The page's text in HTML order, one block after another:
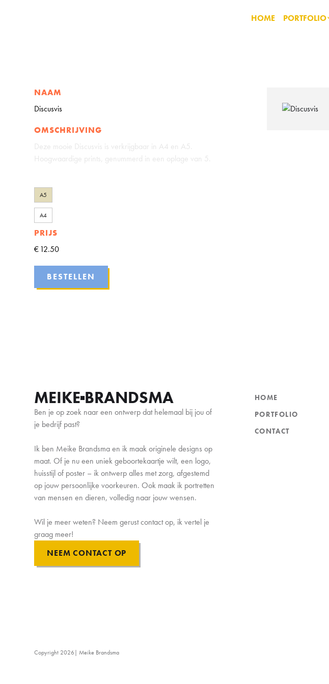
HOME PORTFOLIO
NAAM
Discusvis
OMSCHRIJVING
Deze mooie Discusvis is verkrijgbaar in A4 en A5.
Hoogwaardige prints, genummerd in een oplage van 5.
A5
A4
PRIJS
€12.50
BESTELLEN
MEIKE BRANDSMA
Ben je op zoek naar een ontwerp dat helemaal bij jou of
je bedrijf past?
Ik ben Meike Brandsma en ik maak originele designs op
maat. Of je nu een uniek geboortekaartje wilt, een logo,
huisstijl of poster – ik ontwerp alles met zorg, afgestemd
op jouw persoonlijke voorkeuren. Ook maak ik portretten
van mensen en dieren, volledig naar jouw wensen.
Wil je meer weten? Neem gerust contact op, ik vertel je
graag meer!
NEEM CONTACT OP
Copyright 2026| Meike Brandsma
HOME
PORTFOLIO
CONTACT